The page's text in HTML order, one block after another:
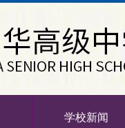
学校新闻